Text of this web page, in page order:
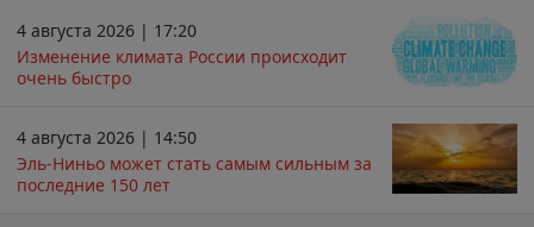
4 августа 2026 | 17:20
Изменение климата России происходит
очень быстро
4 августа 2026 | 14:50
Эль-Ниньо может стать самым сильным за
последние 150 лет